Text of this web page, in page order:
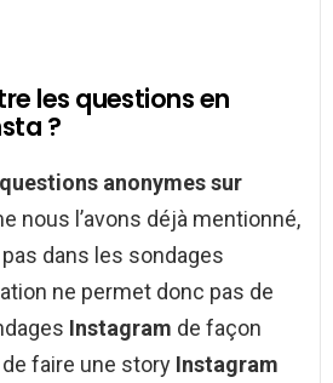
les questions en
?
questions anonymes sur
nous l’avons déjà mentionné,
pas dans les sondages
ne permet donc pas de
Instagram de façon
faire une story Instagram